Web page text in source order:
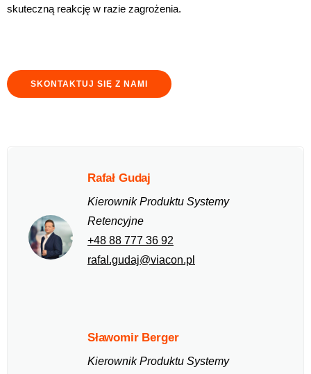
skuteczną reakcję w razie zagrożenia.
SKONTAKTUJ SIĘ Z NAMI
Rafał Gudaj
Kierownik Produktu Systemy
Retencyjne
+48 88 777 36 92
rafal.gudaj@viacon.pl
Sławomir Berger
Kierownik Produktu Systemy